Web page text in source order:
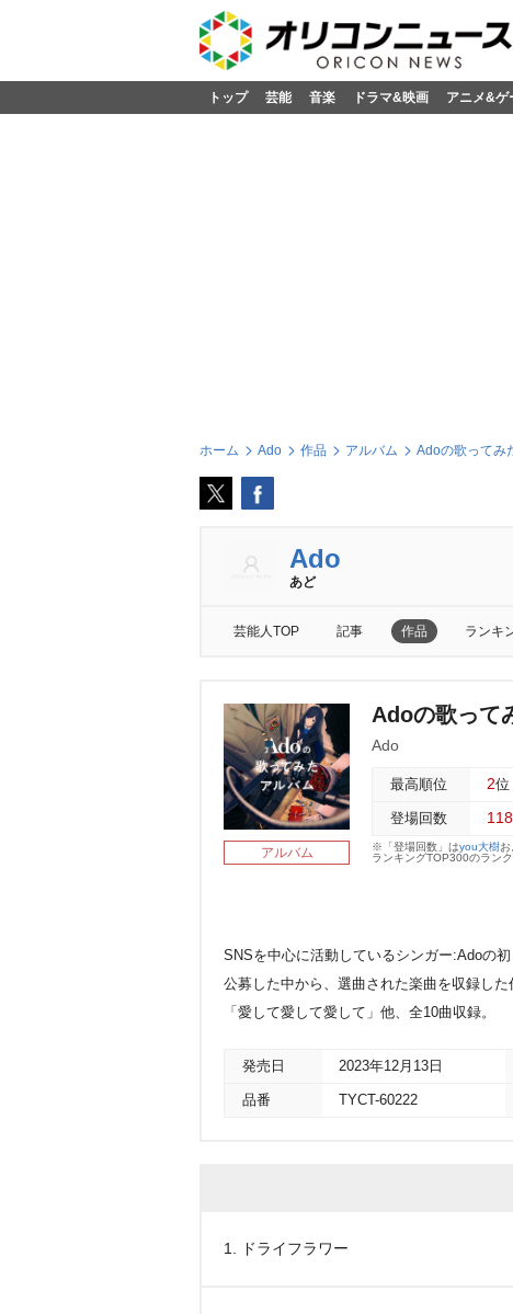
トップ 芸能 音楽 ドラマ&映画 アニメ&ゲ
ホーム Ado 作品 アルバム Adoの歌ってみ
Ado
あど
芸能人TOP 記事 作品 ランキ
アルバム
Adoの歌って
Ado
最高順位 2位
登場回数 118
※「登場回数」はyou大樹
ランキングTOP300のラン
SNSを中心に活動しているシンガー:Adoの
公募した中から、選曲された楽曲を収録し
「愛して愛して愛して」他、全10曲収録。
発売日 2023年12月13日
品番 TYCT-60222
1. ドライフラワー